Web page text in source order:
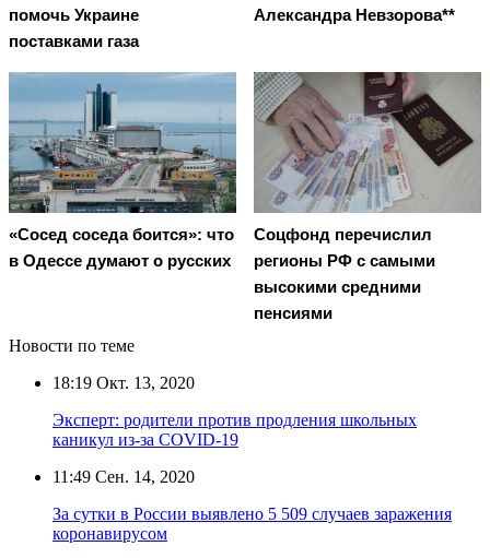
помочь Украине
поставками газа
Александра Невзорова**
«Сосед соседа боится»: что
в Одессе думают о русских
Соцфонд перечислил
регионы РФ с самыми
высокими средними
пенсиями
Новости по теме
18:19 Окт. 13, 2020
Эксперт: родители против продления школьных
каникул из-за COVID-19
11:49 Сен. 14, 2020
За сутки в России выявлено 5 509 случаев заражения
коронавирусом